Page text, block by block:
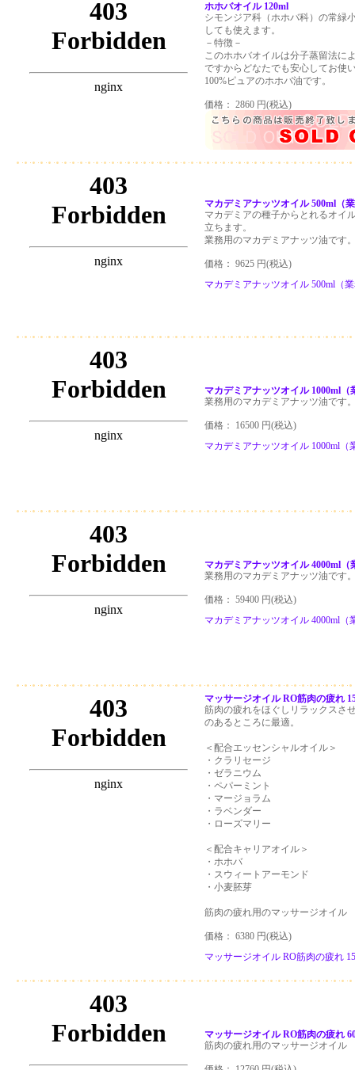
ホホバオイル 120ml
シモンジア科（ホホバ科）の常緑
しても使えます。
－特徴－
このホホバオイルは分子蒸留法に
ですからどなたでも安心してお使
100%ピュアのホホバ油です。
価格： 2860 円(税込)
マカデミアナッツオイル 500ml（
マカデミアの種子からとれるオイ
立ちます。
業務用のマカデミアナッツ油です
価格： 9625 円(税込)
マカデミアナッツオイル 500ml（
マカデミアナッツオイル 1000ml（
業務用のマカデミアナッツ油です
価格： 16500 円(税込)
マカデミアナッツオイル 1000ml（
マカデミアナッツオイル 4000ml（
業務用のマカデミアナッツ油です
価格： 59400 円(税込)
マカデミアナッツオイル 4000ml（
マッサージオイル RO筋肉の疲れ
筋肉の疲れをほぐしリラックスさ
のあるところに最適。
＜配合エッセンシャルオイル＞
・クラリセージ
・ゼラニウム
・ペパーミント
・マージョラム
・ラベンダー
・ローズマリー
＜配合キャリアオイル＞
・ホホバ
・スウィートアーモンド
・小麦胚芽
筋肉の疲れ用のマッサージオイル
価格： 6380 円(税込)
マッサージオイル RO筋肉の疲れ
マッサージオイル RO筋肉の疲れ
筋肉の疲れ用のマッサージオイル